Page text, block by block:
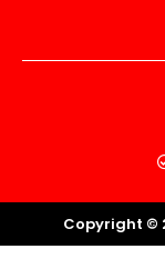
Copyright ©